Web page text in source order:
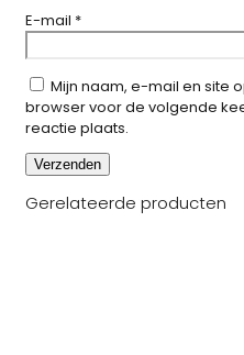
E-mail *
Mijn naam, e-mail en site
browser voor de volgende
reactie plaats.
Gerelateerde producten